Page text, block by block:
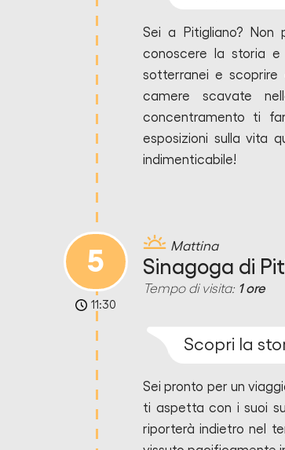
Sei a Pitigliano? Non
conoscere la storia
sotterranei e
camere scavate
concentramento ti
esposizioni sulla vita
indimenticabile!
5
11:30
Mattina
Sinagoga di
Tempo di visita: 1 ore
Scopri la
Sei pronto per un
ti aspetta con i suoi
riporterà indietro nel